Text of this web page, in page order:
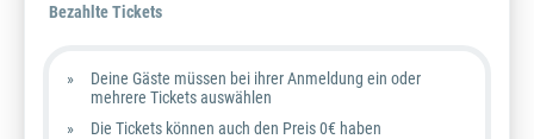
Bezahlte Tickets
Deine Gäste müssen bei ihrer Anmeldung ein oder
mehrere Tickets auswählen
Die Tickets können auch den Preis 0€ haben